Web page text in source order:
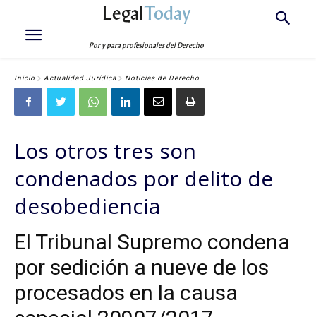
LegalToday
Por y para profesionales del Derecho
Inicio Actualidad Jurídica Noticias de Derecho
Los otros tres son
condenados por delito de
desobediencia
El Tribunal Supremo condena
por sedición a nueve de los
procesados en la causa